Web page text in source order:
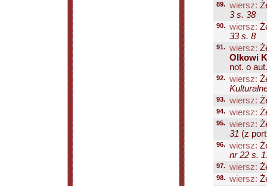
89. wiersz:
3 s. 38
90. wiersz:
33 s. 8
91. wiersz:
Olkowi
not. o
92. wiersz:
93. wiersz:
94. wiersz:
95. wiersz:
31 (z
96. wiersz:
nr 22 s.
97. wiersz:
98. wiersz: